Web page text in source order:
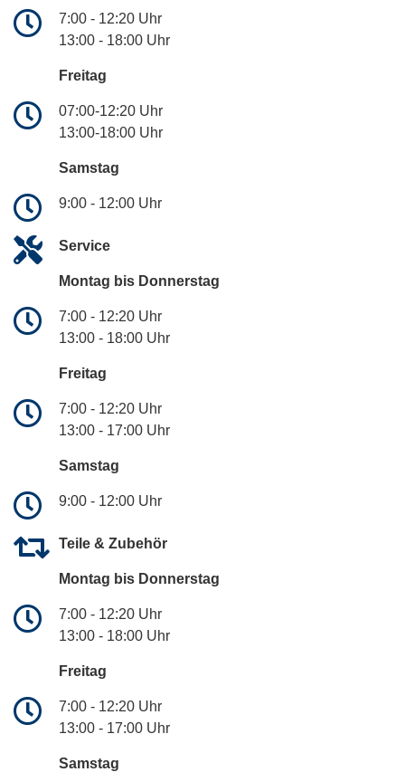
7:00 - 12:20 Uhr
13:00 - 18:00 Uhr
Freitag
07:00-12:20 Uhr
13:00-18:00 Uhr
Samstag
9:00 - 12:00 Uhr
Service
Montag bis Donnerstag
7:00 - 12:20 Uhr
13:00 - 18:00 Uhr
Freitag
7:00 - 12:20 Uhr
13:00 - 17:00 Uhr
Samstag
9:00 - 12:00 Uhr
Teile & Zubehör
Montag bis Donnerstag
7:00 - 12:20 Uhr
13:00 - 18:00 Uhr
Freitag
7:00 - 12:20 Uhr
13:00 - 17:00 Uhr
Samstag